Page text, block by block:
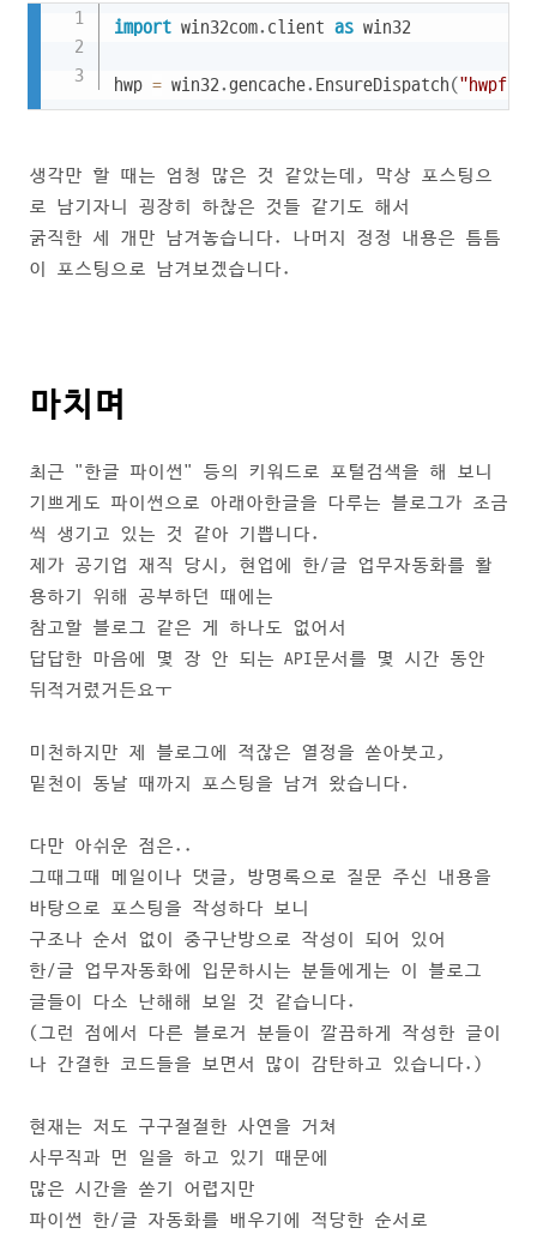
import win32com. client as win32
hwp = win32.gencache. EnsureDispatch(
생각만 할 때는 엄청 많은 것 같았는데, 막상 포스팅으
로 남기자니 굉장히 하찮은 것들 같기도 해서
굵직한 세 개만 남겨놓습니다. 나머지 정정 내용은 틈틈
이 포스팅으로 남겨보겠습니다.
마치며
최근 "한글 파이썬" 등의 키워드로 포털검색을 해 보니
기쁘게도 파이썬으로 아래아한글을 다루는 블로그가 조금
씩 생기고 있는 것 같아 기쁩니다.
제가 공기업 재직 당시, 현업에 한/글 업무자동화를 활
용하기 위해 공부하던 때에는
참고할 블로그 같은 게 하나도 없어서
답답한 마음에 몇 장 안 되는 API문서를 몇 시간 동안
뒤적거렸거든요ㅜ
미천하지만 제 블로그에 적잖은 열정을 쏟아붓고,
밑천이 동날 때까지 포스팅을 남겨 왔습니다.
다만 아쉬운 점은..
그때그때 메일이나 댓글, 방명록으로 질문 주신 내용을
바탕으로 포스팅을 작성하다 보니
구조나 순서 없이 중구난방으로 작성이 되어 있어
한/글 업무자동화에 입문하시는 분들에게는 이 블로그
글들이 다소 난해해 보일 것 같습니다.
(그런 점에서 다른 블로거 분들이 깔끔하게 작성한 글이
나 간결한 코드들을 보면서 많이 감탄하고 있습니다.)
현재는 저도 구구절절한 사연을 거쳐
사무직과 먼 일을 하고 있기 때문에
많은 시간을 쏟기 어렵지만
파이썬 한/글 자동화를 배우기에 적당한 순서로